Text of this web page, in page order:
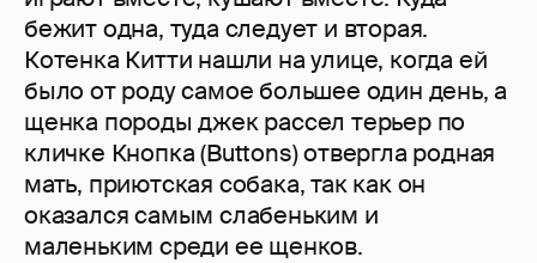
бежит одна, туда следует и вторая.
Котенка Китти нашли на улице, когда ей
было от роду самое большее один день, а
щенка породы джек рассел терьер по
кличке Кнопка (Buttons) отвергла родная
мать, приютская собака, так как он
оказался самым слабеньким и
маленьким среди ее щенков.